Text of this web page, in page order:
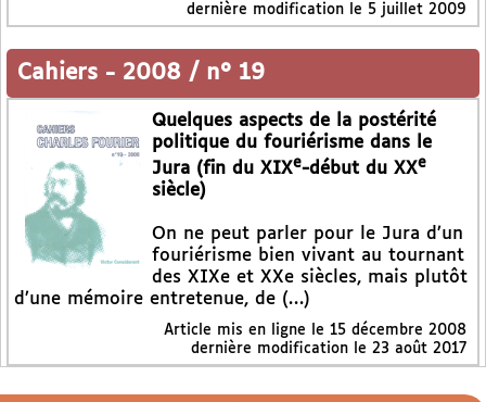
dernière modification le 5 juillet 2009
Cahiers - 2008 / n° 19
Quelques aspects de la postérité
politique du fouriérisme dans le
Jura (fin du XIXe-début du XXe
siècle)
On ne peut parler pour le Jura d’un
fouriérisme bien vivant au tournant
des XIXe et XXe siècles, mais plutôt
d’une mémoire entretenue, de (…)
Article mis en ligne le 15 décembre 2008
dernière modification le 23 août 2017